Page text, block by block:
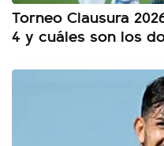
Torneo Clausura
4 y cuáles son los